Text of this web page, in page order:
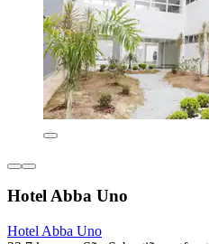
Hotel Abba Uno
Hotel Abba Uno